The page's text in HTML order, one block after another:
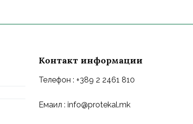
Контакт информации
Телефон : +389 2 2461 810
Емаил : info@protekal.mk